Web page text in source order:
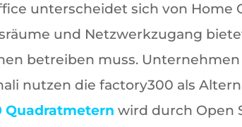
unterscheidet sich von Home
und Netzwerkzugang
betreiben muss.
nutzen die factory300 als
Quadratmetern wird durch Open